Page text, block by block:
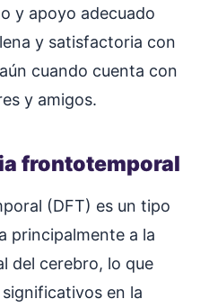
y apoyo adecuado
y satisfactoria con
cuando cuenta con
y amigos.
frontotemporal
(DFT) es un tipo
principalmente a la
del cerebro, lo que
en la